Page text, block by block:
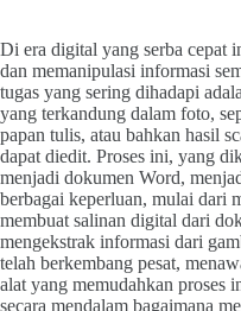
Di era digital yang serba cepat
dan memanipulasi informasi
tugas yang sering dihadapi
yang terkandung dalam foto,
papan tulis, atau bahkan hasil
dapat diedit. Proses ini, yang
menjadi dokumen Word,
berbagai keperluan, mulai dari
membuat salinan digital dari
mengekstrak informasi dari
telah berkembang pesat,
alat yang memudahkan proses
secara mendalam bagaimana